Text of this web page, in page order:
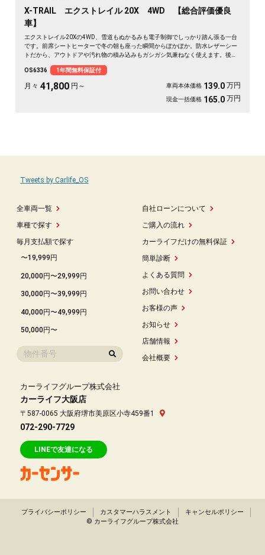
X-TRAIL エクストレイル 20X 4WD 【総合評価優良
車】
エクストレイル20Xの4WD、雪道もぬかるみも電子制御でしっかり踏ん張る一台
です。前席シートヒーターで冬の朝も座った瞬間からぽかぽか。防水レザーシー
トだから、アウトドアや汚れ物の積み込みもガシガシ気兼ねなく使えます。後席
り出せる相棒です。バックカメラで駐車もスッと安心。まだまだ元気に走れる状
態の良さも魅力ですよ✨🚗🏕️💺😎《1年保証付》
OS6336 1年間無料保証付
月々 41,800 円～ 車両本体価格 139.0 万円
現金一括価格 165.0 万円
全車両一覧
車種で探す
毎月支払額で探す
〜19,999円
20,000円〜29,999円
30,000円〜39,999円
40,000円〜49,999円
50,000円〜
自社ローンについて
ご購入の流れ
カーライフだけの無料保証
簡単診断
よくある質問
お問い合わせ
お客様の声
お知らせ
店舗情報
会社概要
Tweets by Carlife_OS
カーライフグループ株式会社
カーライフ大阪店
〒587-0065 大阪府堺市美原区小寺459番1
072-290-7729
LINEで友達になる
プライバシーポリシー カスタマーハラスメント
キャンセルポリシー
© カーライフグループ株式会社